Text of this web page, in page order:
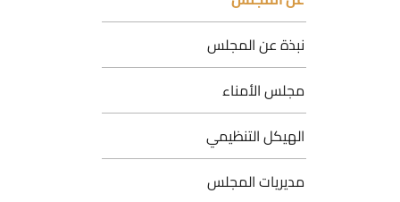
نبذة عن المجلس
مجلس الأمناء
الهيكل التنظيمي
مديريات المجلس